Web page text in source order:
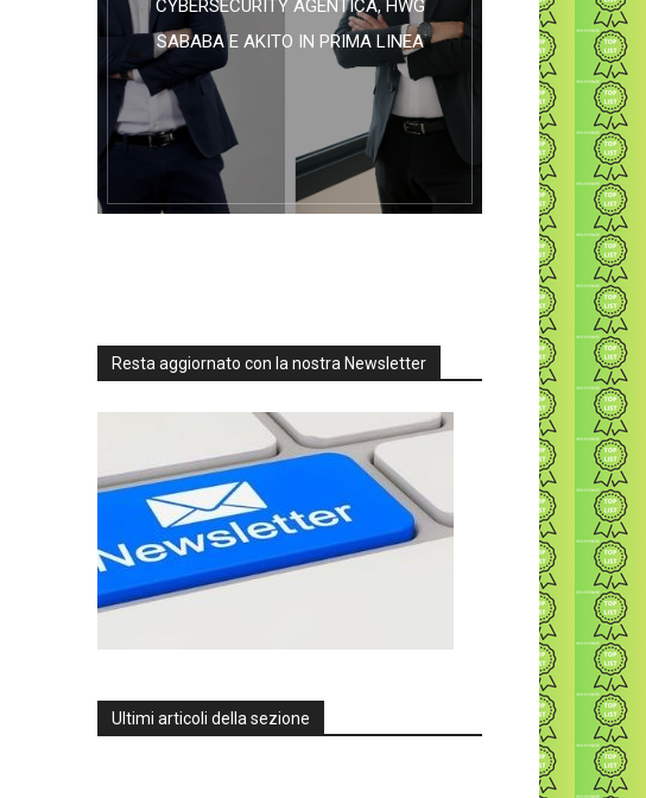
CYBERSECURITY AGENTICA, HWG
SABABA E AKITO IN PRIMA LINEA
Resta aggiornato con la nostra Newsletter
Ultimi articoli della sezione